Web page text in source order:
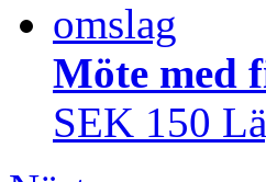
Möte med
SEK 150